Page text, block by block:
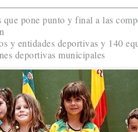
pone punto y final a las
y entidades deportivas y 140
deportivas municipales